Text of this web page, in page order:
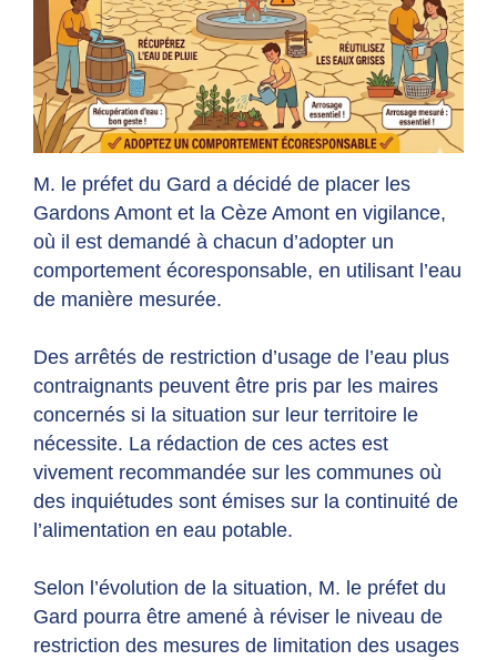
M. le préfet du Gard a décidé de placer les
Gardons Amont et la Cèze Amont en vigilance,
où il est demandé à chacun d’adopter un
comportement écoresponsable, en utilisant l’eau
de manière mesurée.
Des arrêtés de restriction d’usage de l’eau plus
contraignants peuvent être pris par les maires
concernés si la situation sur leur territoire le
nécessite. La rédaction de ces actes est
vivement recommandée sur les communes où
des inquiétudes sont émises sur la continuité de
l’alimentation en eau potable.
Selon l’évolution de la situation, M. le préfet du
Gard pourra être amené à réviser le niveau de
restriction des mesures de limitation des usages